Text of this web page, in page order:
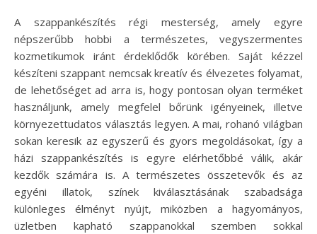
A szappankészítés régi mesterség, amely egyre
népszerűbb hobbi a természetes, vegyszermentes
kozmetikumok iránt érdeklődők körében. Saját kézzel
készíteni szappant nemcsak kreatív és élvezetes folyamat,
de lehetőséget ad arra is, hogy pontosan olyan terméket
használjunk, amely megfelel bőrünk igényeinek, illetve
környezettudatos választás legyen. A mai, rohanó világban
sokan keresik az egyszerű és gyors megoldásokat, így a
házi szappankészítés is egyre elérhetőbbé válik, akár
kezdők számára is. A természetes összetevők és az
egyéni illatok, színek kiválasztásának szabadsága
különleges élményt nyújt, miközben a hagyományos,
üzletben kapható szappanokkal szemben sokkal